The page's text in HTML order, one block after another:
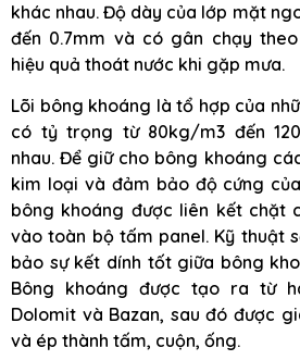
khác nhau. Độ dày của lớp mặt
đến 0.7mm và có gân chạy
hiệu quả thoát nước khi gặp mưa.
Lõi bông khoáng là tổ hợp của
có tỷ trọng từ 80kg/m3 đến
nhau. Để giữ cho bông khoáng
kim loại và đảm bảo độ cứng
bông khoáng được liên kết chặt
vào toàn bộ tấm panel. Kỹ thuật
bảo sự kết dính tốt giữa bông
Bông khoáng được tạo ra từ
Dolomit và Bazan, sau đó được
và ép thành tấm, cuộn, ống.